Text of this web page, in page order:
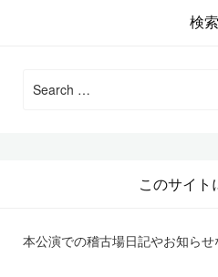
検索
for:
このサイト
本公演での稽古場日記やお知らせ